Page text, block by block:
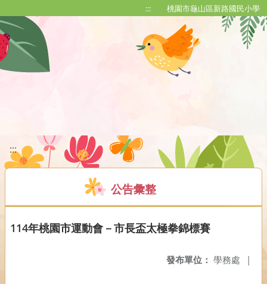
::: 桃園市龜山區新路國民小學
:::
公告彙整
114年桃園市運動會－市長盃太極拳錦標賽
發布單位： 學務處 |